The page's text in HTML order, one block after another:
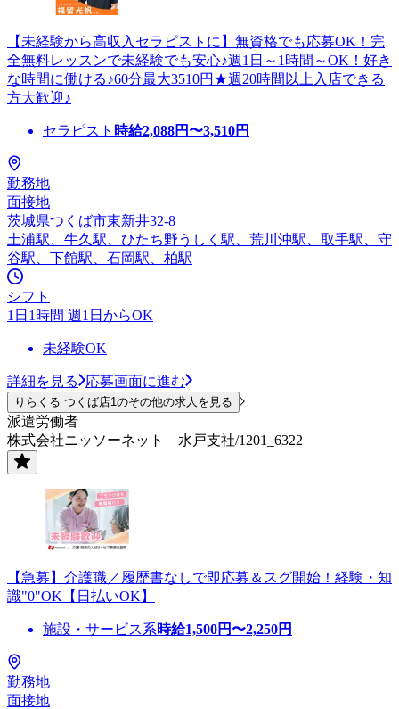
【未経験から高収入セラピストに】無資格でも応募OK！完
全無料レッスンで未経験でも安心♪週1日～1時間～OK！好き
な時間に働ける♪60分最大3510円★週20時間以上入店できる
方大歓迎♪
セラピスト 時給2,088円〜3,510円
勤務地
面接地
茨城県つくば市東新井32-8
土浦駅、牛久駅、ひたち野うしく駅、荒川沖駅、取手駅、守
谷駅、下館駅、石岡駅、柏駅
シフト
1日1時間 週1日からOK
未経験OK
詳細を見る 応募画面に進む
りらくる つくば店1のその他の求人を見る
派遣労働者
株式会社ニッソーネット 水戸支社/1201_6322
【急募】介護職／履歴書なしで即応募＆スグ開始！経験・知
識"0"OK【日払いOK】
施設・サービス系時給1,500円〜2,250円
勤務地
面接地